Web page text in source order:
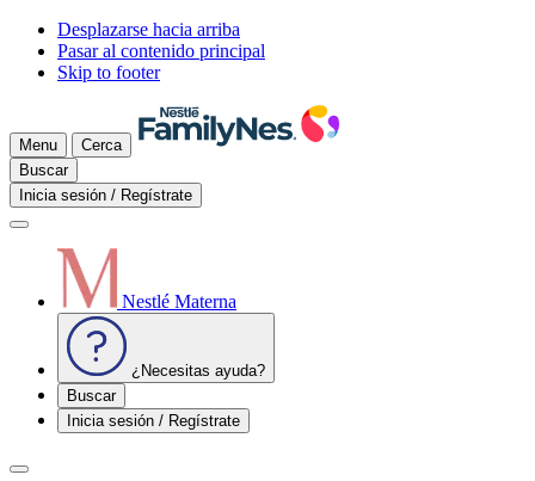
Desplazarse hacia arriba
Pasar al contenido principal
Skip to footer
Menu
Cerca
Buscar
Inicia sesión / Regístrate
Nestlé Materna
¿Necesitas ayuda?
Buscar
Inicia sesión / Regístrate